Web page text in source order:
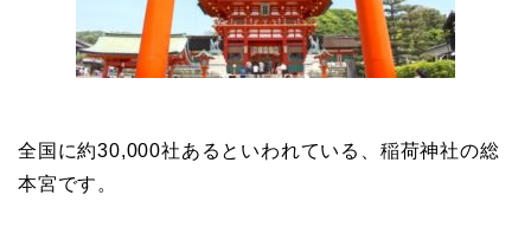
全国に約30,000社あるといわれている、稲荷神社の総
本宮です。